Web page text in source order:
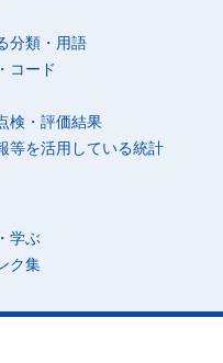
分類・用語
コード
検・評価結果
等を活用している統計
学ぶ
ク集